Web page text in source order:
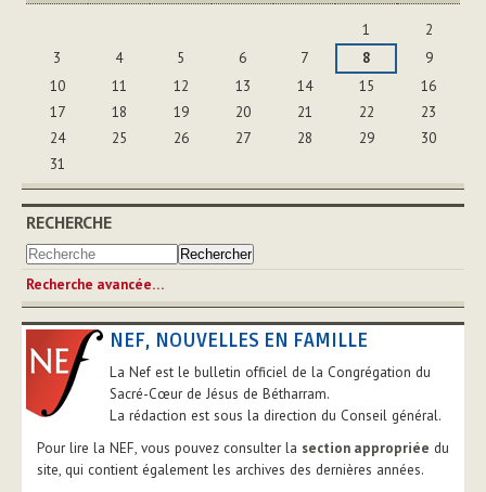
1
2
3
4 5 6 7 8
9
10
11 12 13 14 15
16
17
18 19 20 21 22
23
24
25 26 27 28 29
30
31
RECHERCHE
Recherche avancée…
NEF, NOUVELLES EN FAMILLE
La Nef est le bulletin officiel de la Congrégation du
Sacré-Cœur de Jésus de Bétharram.
La rédaction est sous la direction du Conseil général.
Pour lire la NEF, vous pouvez consulter la section appropriée du
site, qui contient également les archives des dernières années.